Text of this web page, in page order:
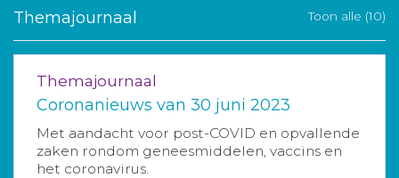
Themajournaal Toon alle (10)
Themajournaal
Coronanieuws van 30 juni 2023
Met aandacht voor post-COVID en opvallende
zaken rondom geneesmiddelen, vaccins en
het coronavirus.